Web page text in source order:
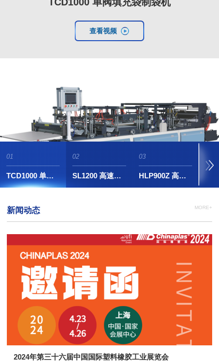
查看视频
01
TCD1000 单阀填充袋制袋机
02
SL1200 高速鞋撑机
03
HLP900Z 高速全自动葫芦泡机（大平台）
MORE+
新闻动态
2024年第三十六届中国国际塑料橡胶工业展览会